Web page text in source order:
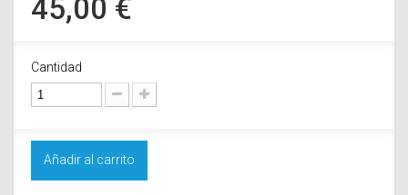
45,00 €
Cantidad
Añadir al carrito